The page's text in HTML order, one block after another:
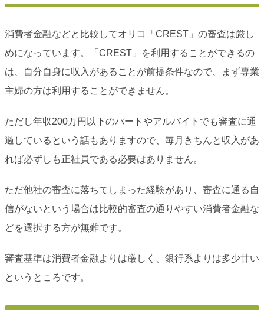
消費者金融などと比較してオリコ「CREST」の審査は厳し
めになっています。「CREST」を利用することができるの
は、自分自身に収入があることが前提条件なので、まず専業
主婦の方は利用することができません。
ただし年収200万円以下のパートやアルバイトでも審査に通
過しているという話もありますので、毎月きちんと収入があ
れば必ずしも正社員である必要はありません。
ただ他社の審査に落ちてしまった経験があり、審査に通る自
信がないという場合は比較的審査の通りやすい消費者金融な
どを選択する方が無難です。
審査基準は消費者金融よりは厳しく、銀行系よりは多少甘い
というところです。